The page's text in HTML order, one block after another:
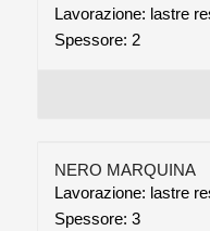
Lavorazione: lastre
Spessore: 2
NERO MARQUINA
Lavorazione: lastre
Spessore: 3